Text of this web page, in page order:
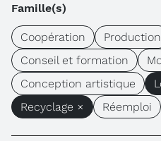
Famille(s)
Coopération Production
Conseil et formation
Conception artistique
Recyclage ×
Réemploi